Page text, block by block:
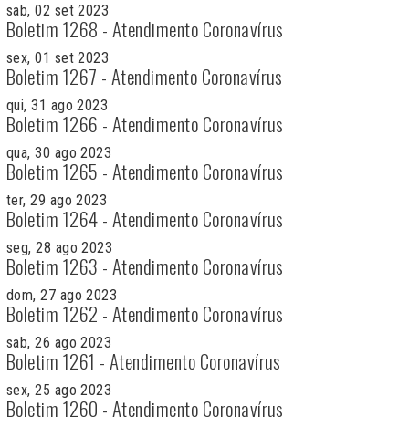
sab, 02 set 2023
Boletim 1268 - Atendimento Coronavírus
sex, 01 set 2023
Boletim 1267 - Atendimento Coronavírus
qui, 31 ago 2023
Boletim 1266 - Atendimento Coronavírus
qua, 30 ago 2023
Boletim 1265 - Atendimento Coronavírus
ter, 29 ago 2023
Boletim 1264 - Atendimento Coronavírus
seg, 28 ago 2023
Boletim 1263 - Atendimento Coronavírus
dom, 27 ago 2023
Boletim 1262 - Atendimento Coronavírus
sab, 26 ago 2023
Boletim 1261 - Atendimento Coronavírus
sex, 25 ago 2023
Boletim 1260 - Atendimento Coronavírus